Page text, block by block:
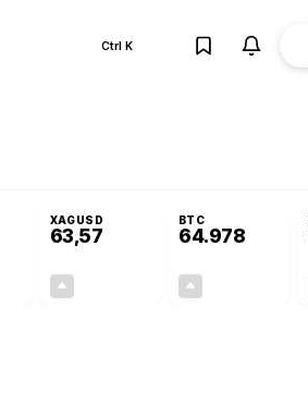
Ctrl K
XAGUSD
63,57
BTC
64.978